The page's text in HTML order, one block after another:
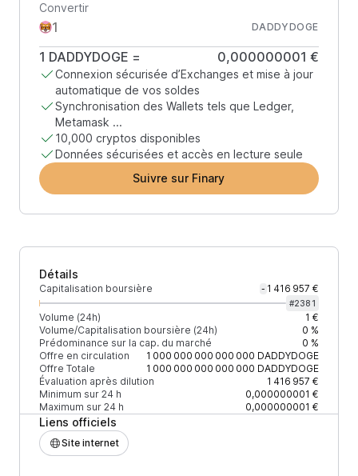
Convertir
DADDYDOGE
1 DADDYDOGE = 0,000000001 €
Connexion sécurisée d’Exchanges et mise à jour
automatique de vos soldes
Synchronisation des Wallets tels que Ledger,
Metamask ...
10,000 cryptos disponibles
Données sécurisées et accès en lecture seule
Suivre sur Finary
Détails
Capitalisation boursière - 1 416 957 €
#2381
Volume (24h)
1 €
Volume/Capitalisation boursière (24h)
0 %
Prédominance sur la cap. du marché
0 %
Offre en circulation
1 000 000 000 000 000 DADDYDOGE
Offre Totale
1 000 000 000 000 000 DADDYDOGE
Évaluation après dilution
1 416 957 €
Minimum sur 24 h
0,000000001 €
Maximum sur 24 h
0,000000001 €
Liens officiels
Site internet